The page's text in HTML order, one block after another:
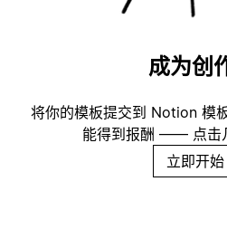
成为创
将你的模板提交到 Notion 模
能得到报酬 —— 点击
立即开始